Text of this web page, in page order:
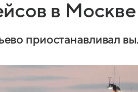
в Москве
приостанавливал